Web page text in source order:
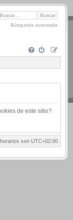
Búsqueda avanzada
de este sitio?
son UTC+02:00